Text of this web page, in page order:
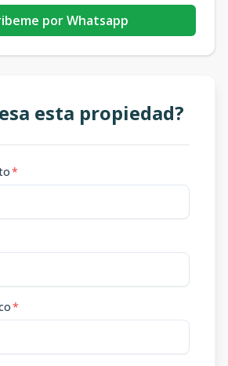
por Whatsapp
esta propiedad?
*
*